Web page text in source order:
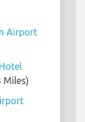
Airport
Miles)